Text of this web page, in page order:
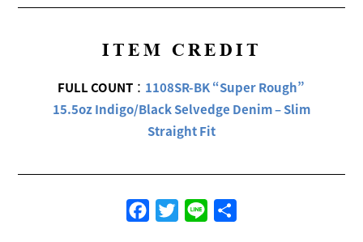
ITEM CREDIT
FULL COUNT ： 1108SR-BK “Super Rough”
15.5oz Indigo/Black Selvedge Denim – Slim
Straight Fit
FacebookTwitterLine